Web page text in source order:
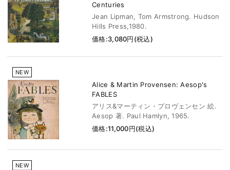
Centuries
Jean Lipman, Tom Armstrong. Hudson
Hills Press,1980.
価格:3,080円(税込)
NEW
Alice & Martin Provensen: Aesop's
FABLES
アリス&マーティン・プロヴェンセン 絵.
Aesop 著. Paul Hamlyn, 1965.
価格:11,000円(税込)
NEW